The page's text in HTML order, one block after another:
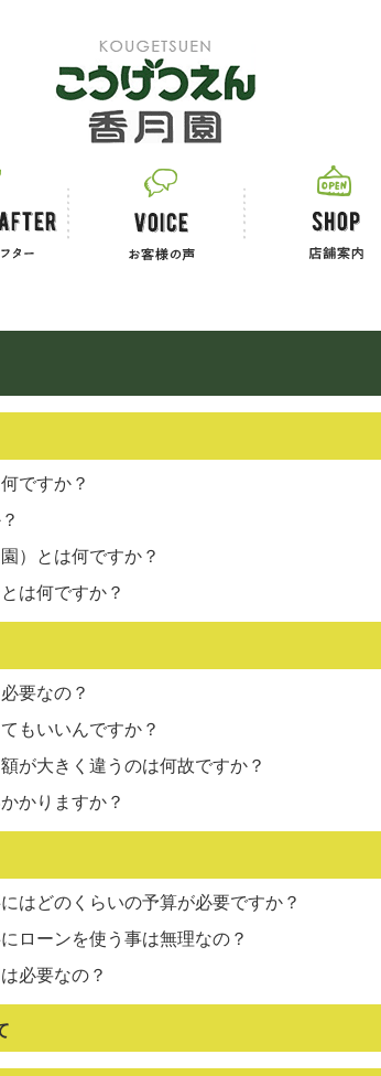
ですか？
）とは何ですか？
は何ですか？
要なの？
もいいんですか？
が大きく違うのは何故ですか？
かりますか？
はどのくらいの予算が必要ですか？
ローンを使う事は無理なの？
必要なの？